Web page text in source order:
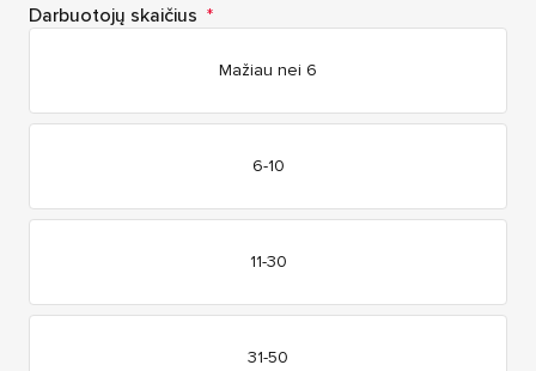
Darbuotojų skaičius *
Mažiau nei 6
6-10
11-30
31-50